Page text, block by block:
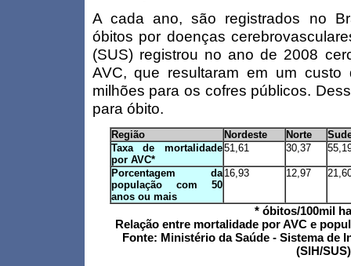
A cada ano, são registrados no
óbitos por doenças
(SUS) registrou no ano de 2008
AVC, que resultaram em um custo
milhões para os cofres públicos.
para óbito.
Região Nordeste Norte
Taxa de mortalidade
por AVC*
51,61 30,37
Porcentagem da
população com 50
anos ou mais
16,93 12,97
* óbitos/100mil
Relação entre mortalidade por AVC e
Fonte: Ministério da Saúde - Sistema de
(SIH/